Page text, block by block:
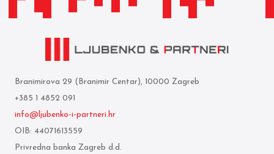
Branimirova 29 (Branimir Centar), 10000 Zagreb
+385 1 4852 091
info@ljubenko-i-partneri.hr
OIB: 44071613559
Privredna banka Zagreb d.d.